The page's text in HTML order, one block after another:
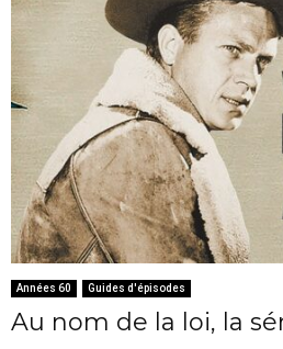
Années 60 Guides d'épisodes
Au nom de la loi, la